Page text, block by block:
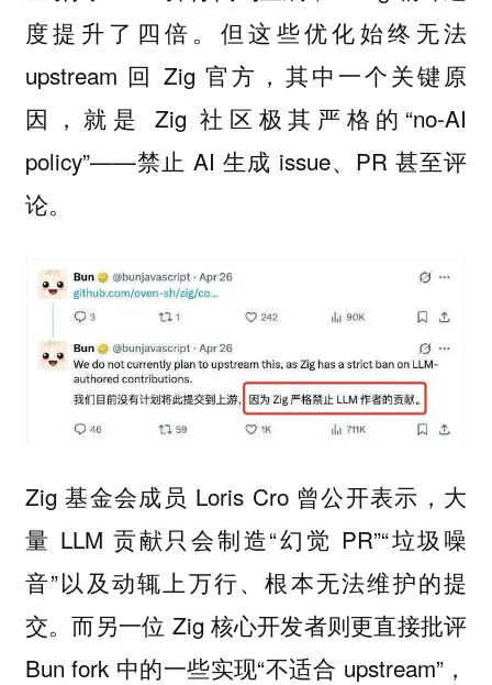
度提升了四倍。但这些优化始终无法
upstream 回 Zig 官方，其中一个关键原
因，就是 Zig 社区极其严格的“no-AI
policy”——禁止 AI 生成 issue、PR 甚至评
论。
Zig 基金会成员 Loris Cro 曾公开表示，大
量 LLM 贡献只会制造“幻觉 PR”“垃圾噪
音”以及动辄上万行、根本无法维护的提
交。而另一位 Zig 核心开发者则更直接批评
Bun fork 中的一些实现“不适合 upstream”，